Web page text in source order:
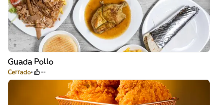
Guada Pollo
Cerrado --